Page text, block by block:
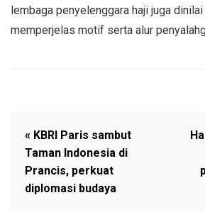
lembaga penyelenggara haji juga
memperjelas motif serta alur
« KBRI Paris sambut
Taman Indonesia di
Prancis, perkuat
diplomasi budaya